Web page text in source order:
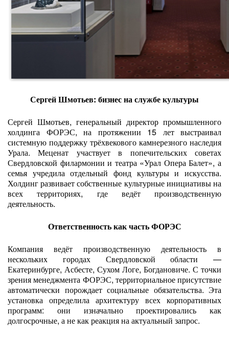
Сергей Шмотьев: бизнес на службе культуры
Сергей Шмотьев, генеральный директор промышленного
холдинга ФОРЭС, на протяжении 15 лет выстраивал
системную поддержку трёхвекового камнерезного наследия
Урала. Меценат участвует в попечительских советах
Свердловской филармонии и театра «Урал Опера Балет», а
семья учредила отдельный фонд культуры и искусства.
Холдинг развивает собственные культурные инициативы на
всех территориях, где ведёт производственную
деятельность.
Ответственность как часть ФОРЭС
Компания ведёт производственную деятельность в
нескольких городах Свердловской области —
Екатеринбурге, Асбесте, Сухом Логе, Богдановиче. С точки
зрения менеджмента ФОРЭС, территориальное присутствие
автоматически порождает социальные обязательства. Эта
установка определила архитектуру всех корпоративных
программ: они изначально проектировались как
долгосрочные, а не как реакция на актуальный запрос.